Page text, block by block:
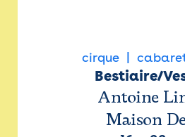
cirque
Bestiaire/
Antoine
Maison